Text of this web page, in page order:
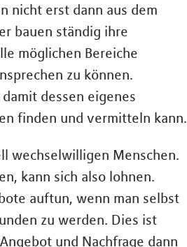
nicht erst dann aus dem
bauen ständig ihre
möglichen Bereiche
zu können.
dessen eigenes
finden und vermitteln kann.
wechselwilligen Menschen.
kann sich also lohnen.
auftun, wenn man selbst
zu werden. Dies ist
und Nachfrage dann